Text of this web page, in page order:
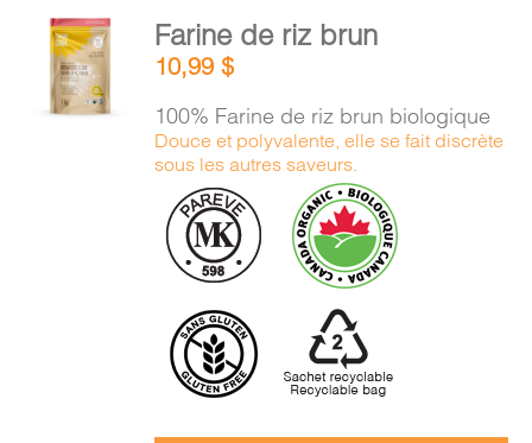
AJOUTER
AU
PANIER
/
Farine de riz brun
10,99$
100% Farine de riz brun biologique
Douce et polyvalente, elle se fait discrète
sous les autres saveurs.